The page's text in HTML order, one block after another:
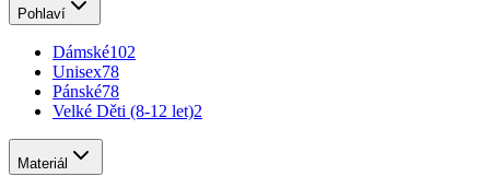
Pohlaví
Dámské102
Unisex78
Pánské78
Velké Děti (8-12 let)2
Materiál